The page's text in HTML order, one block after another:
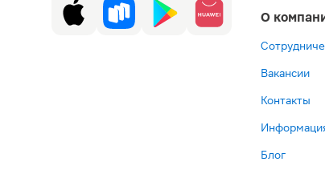
О
Вакансии
Контакты
Блог